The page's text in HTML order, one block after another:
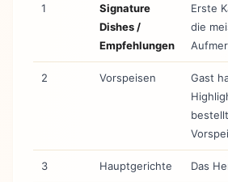
1
Signature
Dishes /
Empfehlungen
Erste
die
2 Vorspeisen
Gast
3 Hauptgerichte Das